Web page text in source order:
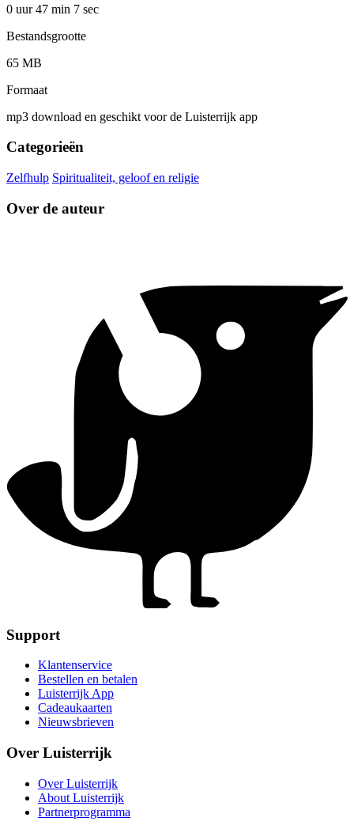
0 uur 47 min 7 sec
Bestandsgrootte
65 MB
Formaat
mp3 download en geschikt voor de Luisterrijk app
Categorieën
Zelfhulp Spiritualiteit, geloof en religie
Over de auteur
Support
Klantenservice
Bestellen en betalen
Luisterrijk App
Cadeaukaarten
Nieuwsbrieven
Over Luisterrijk
Over Luisterrijk
About Luisterrijk
Partnerprogramma